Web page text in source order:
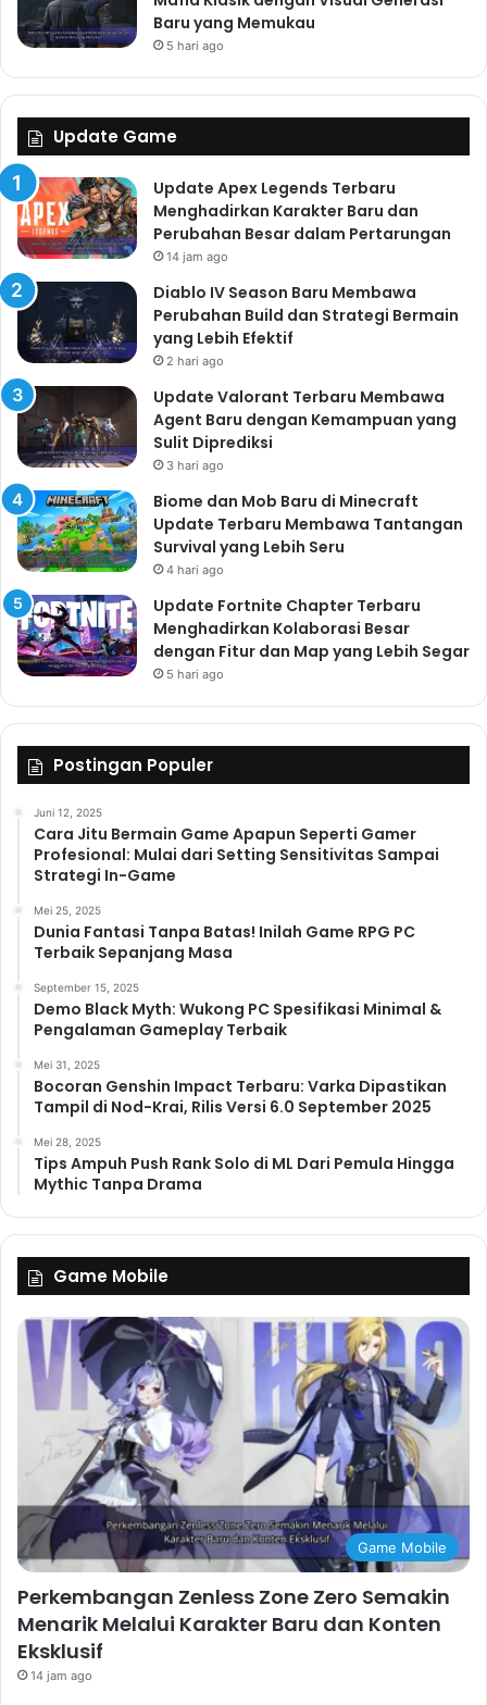
Baru yang Memukau
5 hari ago
Update Game
Update Apex Legends Terbaru
Menghadirkan Karakter Baru dan
Perubahan Besar dalam Pertarungan
14 jam ago
Diablo IV Season Baru Membawa
Perubahan Build dan Strategi Bermain
yang Lebih Efektif
2 hari ago
Update Valorant Terbaru Membawa
Agent Baru dengan Kemampuan yang
Sulit Diprediksi
3 hari ago
Biome dan Mob Baru di Minecraft
Update Terbaru Membawa Tantangan
Survival yang Lebih Seru
4 hari ago
Update Fortnite Chapter Terbaru
Menghadirkan Kolaborasi Besar
dengan Fitur dan Map yang Lebih Segar
5 hari ago
Postingan Populer
Juni 12, 2025
Cara Jitu Bermain Game Apapun Seperti Gamer
Profesional: Mulai dari Setting Sensitivitas Sampai
Strategi In-Game
Mei 25, 2025
Dunia Fantasi Tanpa Batas! Inilah Game RPG PC
Terbaik Sepanjang Masa
September 15, 2025
Demo Black Myth: Wukong PC Spesifikasi Minimal &
Pengalaman Gameplay Terbaik
Mei 31, 2025
Bocoran Genshin Impact Terbaru: Varka Dipastikan
Tampil di Nod-Krai, Rilis Versi 6.0 September 2025
Mei 28, 2025
Tips Ampuh Push Rank Solo di ML Dari Pemula Hingga
Mythic Tanpa Drama
Game Mobile
Game Mobile
Perkembangan Zenless Zone Zero Semakin
Menarik Melalui Karakter Baru dan Konten
Eksklusif
14 jam ago